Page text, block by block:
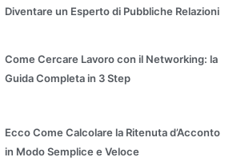
Diventare un Esperto di Pubbliche Relazioni
Come Cercare Lavoro con il Networking: la
Guida Completa in 3 Step
Ecco Come Calcolare la Ritenuta d’Acconto
in Modo Semplice e Veloce